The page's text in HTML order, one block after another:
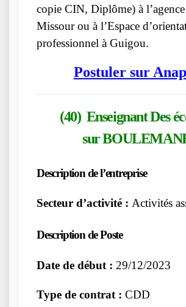
copie CIN, Diplôme) à
Missour ou à l’Espace
professionnel à Guigou.
Postuler sur
(40) Enseignant Des
sur
Description de l’entreprise
Secteur d’activité : Activités
Description de Poste
Date de début : 29/12/2023
Type de contrat : CDD